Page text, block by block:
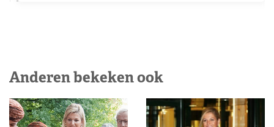
Anderen bekeken ook